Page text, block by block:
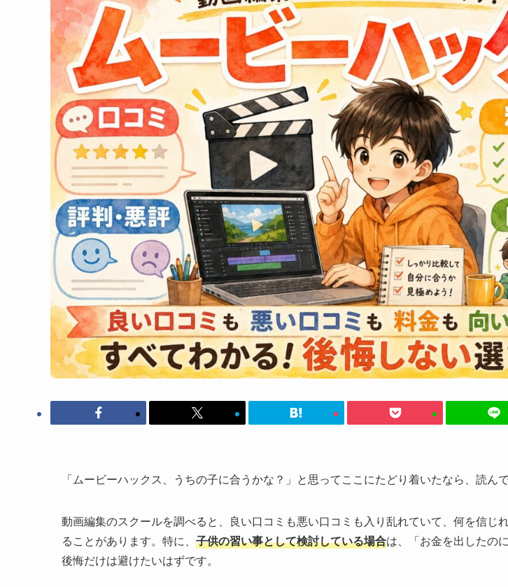
「ムービーハックス、うちの子に合うかな？」と思ってここにたどり着いたなら、読ん
動画編集のスクールを調べると、良い口コミも悪い口コミも入り乱れていて、何を信じ
ることがあります。特に、 子供の習い事として検討している場合は、「お金を出したの
後悔だけは避けたいはずです。